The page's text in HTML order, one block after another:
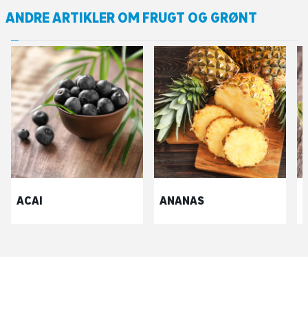
ANDRE ARTIKLER OM FRUGT OG GRØNT
ACAI ANANAS